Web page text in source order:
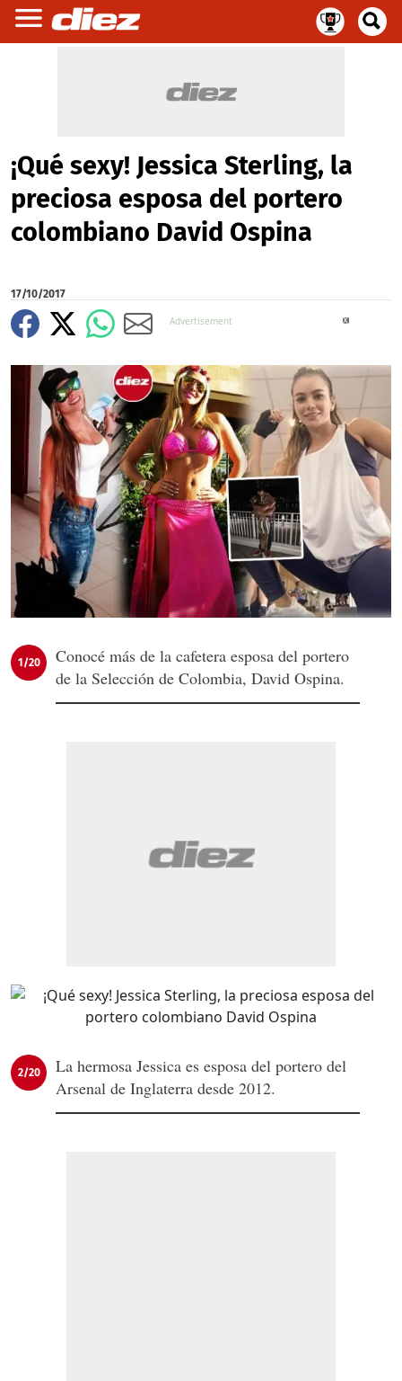
¡Qué sexy! Jessica Sterling, la
preciosa esposa del portero
colombiano David Ospina
17/10/2017
1/20
Conocé más de la cafetera esposa del portero
de la Selección de Colombia, David Ospina.
2/20
La hermosa Jessica es esposa del portero del
Arsenal de Inglaterra desde 2012.
X